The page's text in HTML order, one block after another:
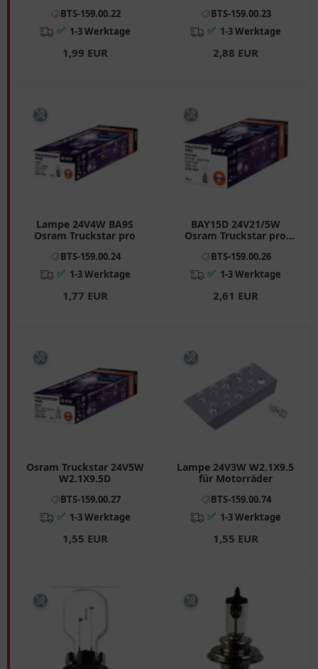
BTS-159.00.22
✅ 1-3 Werktage
1,99 EUR
BTS-159.00.23
✅ 1-3 Werktage
2,88 EUR
Lampe 24V4W BA9S
Osram Truckstar pro
BTS-159.00.24
✅ 1-3 Werktage
1,77 EUR
BAY15D 24V21/5W
Osram Truckstar pro
BTS-159.00.26
✅ 1-3 Werktage
2,61 EUR
Osram Truckstar 24V5W
W2.1X9.5D
BTS-159.00.27
✅ 1-3 Werktage
1,55 EUR
Lampe 24V3W W2.1X9.5
für Motorräder
BTS-159.00.74
✅ 1-3 Werktage
1,55 EUR